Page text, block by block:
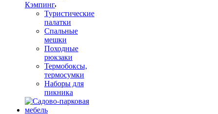
Кэмпинг
Туристические
палатки
Спальные
мешки
Походные
рюкзаки
Термобоксы,
термосумки
Наборы для
пикника